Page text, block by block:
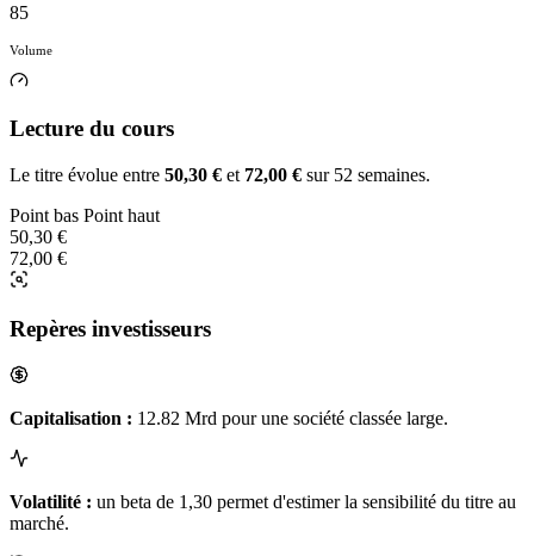
85
Volume
Lecture du cours
Le titre évolue entre 50,30 € et 72,00 € sur 52 semaines.
Point bas Point haut
50,30 €
72,00 €
Repères investisseurs
Capitalisation : 12.82 Mrd pour une société classée large.
Volatilité : un beta de 1,30 permet d'estimer la sensibilité du titre au
marché.